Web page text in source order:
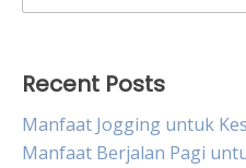
for:
Recent Posts
Manfaat Jogging untuk
Manfaat Berjalan Pagi